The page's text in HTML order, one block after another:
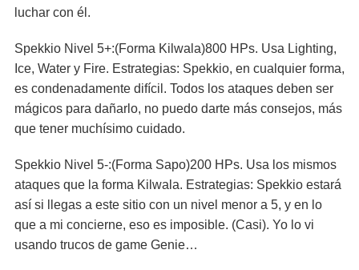
luchar con él.
Spekkio Nivel 5+:(Forma Kilwala)800 HPs. Usa Lighting,
Ice, Water y Fire. Estrategias: Spekkio, en cualquier forma,
es condenadamente difícil. Todos los ataques deben ser
mágicos para dañarlo, no puedo darte más consejos, más
que tener muchísimo cuidado.
Spekkio Nivel 5-:(Forma Sapo)200 HPs. Usa los mismos
ataques que la forma Kilwala. Estrategias: Spekkio estará
así si llegas a este sitio con un nivel menor a 5, y en lo
que a mi concierne, eso es imposible. (Casi). Yo lo vi
usando trucos de game Genie…